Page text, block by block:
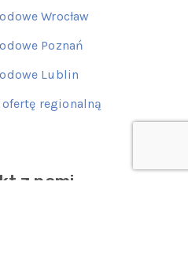
Wrocław
Poznań
Lublin
ofertę regionalną
z nami